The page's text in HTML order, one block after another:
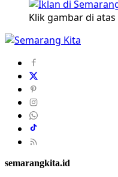
Klik gambar di
semarangkita.id